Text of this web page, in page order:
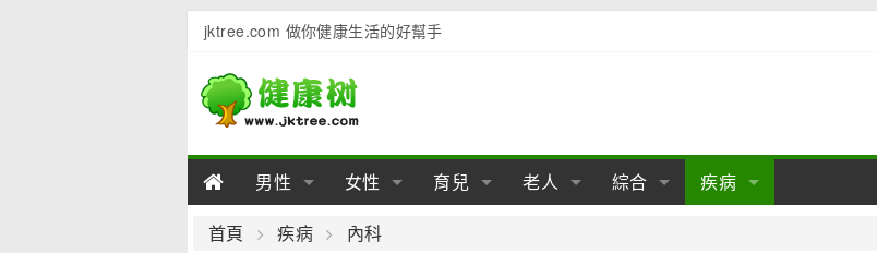
jktree.com 做你健康生活的好幫手
男性
男性陽痿
男性早泄
女性
女性乳房
育兒
老人
綜合
疾病
首頁 疾病 內科